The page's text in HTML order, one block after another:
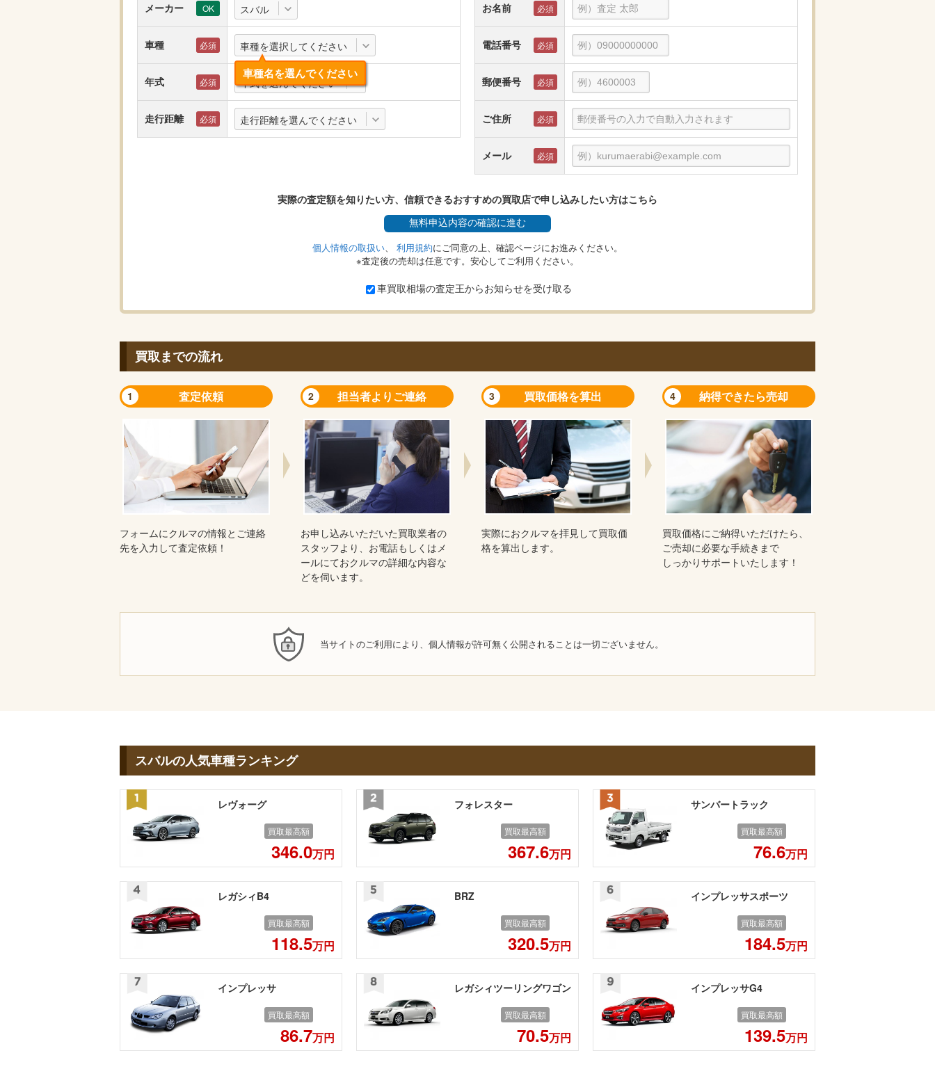
メーカー スバル
車種 車種を選択してください
車種名を選んでください
年式 年式を選んでください
走行距離 走行距離を選んでください
お名前
電話番号
郵便番号
ご住所
メール
実際の査定額を知りたい方、信頼できるおすすめの買取店で申し込みしたい方はこちら
無料申込内容の確認に進む
個人情報の取扱い、 利用規約にご同意の上、確認ページにお進みください。
※査定後の売却は任意です。安心してご利用ください。
車買取相場の査定王からお知らせを受け取る
買取までの流れ
1 査定依頼
フォームにクルマの情報とご連絡
先を入力して査定依頼！
2 担当者よりご連絡
お申し込みいただいた買取業者の
スタッフより、お電話もしくはメ
ールにておクルマの詳細な内容な
どを伺います。
3 買取価格を算出
実際におクルマを拝見して買取価
格を算出します。
4 納得できたら売却
買取価格にご納得いただけたら、
ご売却に必要な手続きまで
しっかりサポートいたします！
当サイトのご利用により、個人情報が許可無く公開されることは一切ございません。
スバルの人気車種ランキング
レヴォーグ
買取最高額
346.0万円
フォレスター
買取最高額
367.6万円
サンバートラック
買取最高額
76.6万円
レガシィB4
買取最高額
118.5万円
BRZ
買取最高額
320.5万円
インプレッサスポーツ
買取最高額
184.5万円
インプレッサ
買取最高額
86.7万円
レガシィツーリングワゴン
買取最高額
70.5万円
インプレッサG4
買取最高額
139.5万円